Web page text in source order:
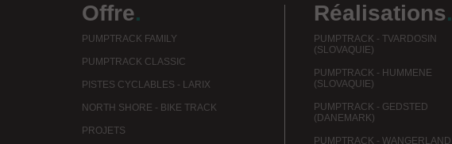
Offre.
PUMPTRACK FAMILY
PUMPTRACK CLASSIC
PISTES CYCLABLES - LARIX
NORTH SHORE - BIKE TRACK
PROJETS
Réalisations.
PUMPTRACK - TVARDOSIN
(SLOVAQUIE)
PUMPTRACK - HUMMENE
(SLOVAQUIE)
PUMPTRACK - GEDSTED
(DANEMARK)
PUMPTRACK - WANGERLAND